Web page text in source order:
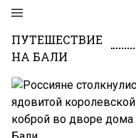
ПУТЕШЕСТВИЕ
НА БАЛИ